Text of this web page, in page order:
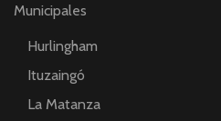
Municipales
Hurlingham
Ituzaingó
La Matanza